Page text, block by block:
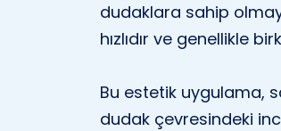
dudaklara sahip
hızlıdır ve genellikle
Bu estetik uygulama,
dudak çevresindeki